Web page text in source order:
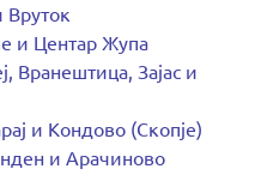
и Центар Жупа
Вранештица, Зајас и
и Кондово (Скопје)
и Арачиново